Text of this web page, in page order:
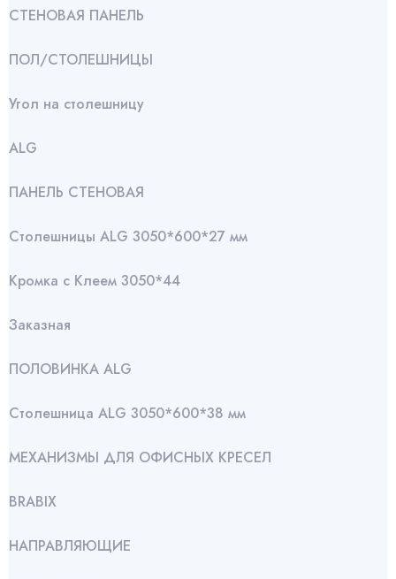
СТЕНОВАЯ ПАНЕЛЬ
ПОЛ/СТОЛЕШНИЦЫ
Угол на столешницу
АLG
ПАНЕЛЬ СТЕНОВАЯ
Столешницы ALG 3050*600*27 мм
Кромка с Клеем 3050*44
Заказная
ПОЛОВИНКА ALG
Столешница ALG 3050*600*38 мм
МЕХАНИЗМЫ ДЛЯ ОФИСНЫХ КРЕСЕЛ
BRABIX
НАПРАВЛЯЮЩИЕ